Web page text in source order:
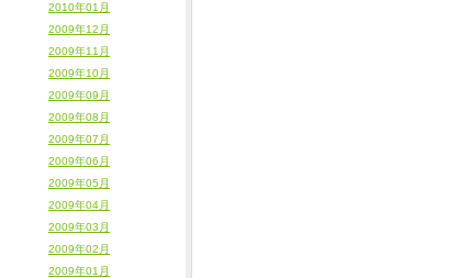
2010年01月
2009年12月
2009年11月
2009年10月
2009年09月
2009年08月
2009年07月
2009年06月
2009年05月
2009年04月
2009年03月
2009年02月
2009年01月